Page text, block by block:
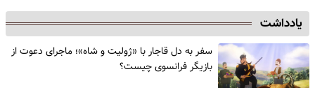
یادداشت
سفر به دل قاجار با «ژولیت و شاه»؛ ماجرای دعوت از
‌بازیگر فرانسوی چیست؟